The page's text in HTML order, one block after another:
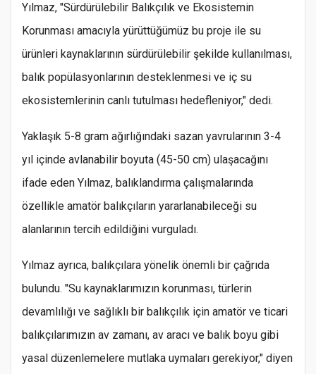
Yılmaz, "Sürdürülebilir Balıkçılık ve Ekosistemin
Korunması amacıyla yürüttüğümüz bu proje ile su
ürünleri kaynaklarının sürdürülebilir şekilde kullanılması,
balık popülasyonlarının desteklenmesi ve iç su
ekosistemlerinin canlı tutulması hedefleniyor," dedi.
Yaklaşık 5-8 gram ağırlığındaki sazan yavrularının 3-4
yıl içinde avlanabilir boyuta (45-50 cm) ulaşacağını
ifade eden Yılmaz, balıklandırma çalışmalarında
özellikle amatör balıkçıların yararlanabileceği su
alanlarının tercih edildiğini vurguladı.
Yılmaz ayrıca, balıkçılara yönelik önemli bir çağrıda
bulundu. "Su kaynaklarımızın korunması, türlerin
devamlılığı ve sağlıklı bir balıkçılık için amatör ve ticari
balıkçılarımızın av zamanı, av aracı ve balık boyu gibi
yasal düzenlemelere mutlaka uymaları gerekiyor," diyen